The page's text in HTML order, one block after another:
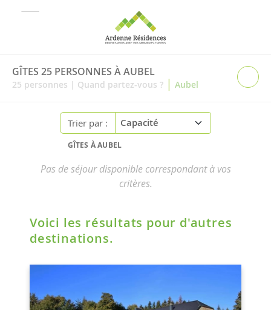
GÎTES 25 PERSONNES À AUBEL
25 personnes | Quand partez-vous ? | Aubel
Trier par :
GÎTES À AUBEL
Pas de séjour disponible correspondant à vos
critères.
Voici les résultats pour d'autres
destinations.